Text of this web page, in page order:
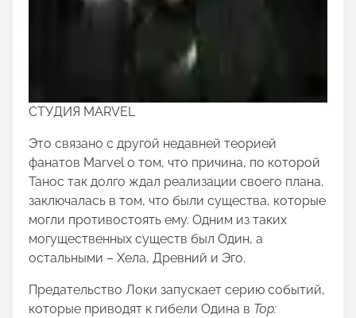
СТУДИЯ MARVEL
Это связано с другой недавней теорией
фанатов Marvel о том, что причина, по которой
Танос так долго ждал реализации своего плана,
заключалась в том, что были существа, которые
могли противостоять ему. Одним из таких
могущественных существ был Один, а
остальными – Хела, Древний и Эго.
Предательство Локи запускает серию событий,
которые приводят к гибели Одина в Тор: